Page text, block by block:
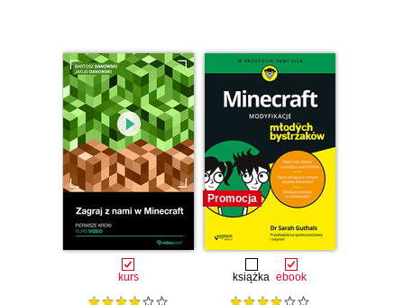
kurs
Promocja
książka ebook